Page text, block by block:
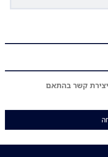
קשר בהתאם